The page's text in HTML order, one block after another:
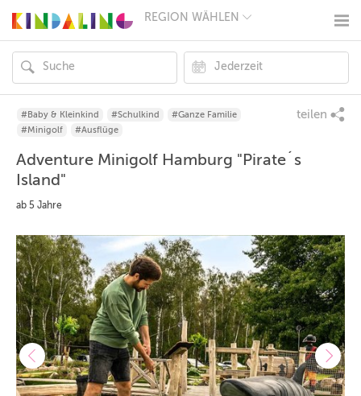
REGION WÄHLEN
MÜNCHEN
HAMBURG
FRANKFURT
KÖLN
DÜSSELDORF
HANNOVER
ZÜRICH
ANDERE
REGIONEN
#Baby & Kleinkind #Schulkind
#Ganze Familie
#Minigolf
#Ausflüge
teilen
Adventure Minigolf Hamburg "Pirate´s
Island"
ab 5 Jahre